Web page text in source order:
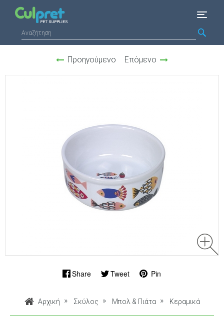
Προηγούμενο Επόμενο
Share Tweet Pin
Αρχική Σκύλος Μπολ & Πιάτα Κεραμικά